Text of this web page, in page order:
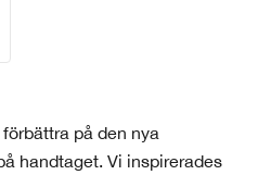
på den nya
handtaget. Vi inspirerades